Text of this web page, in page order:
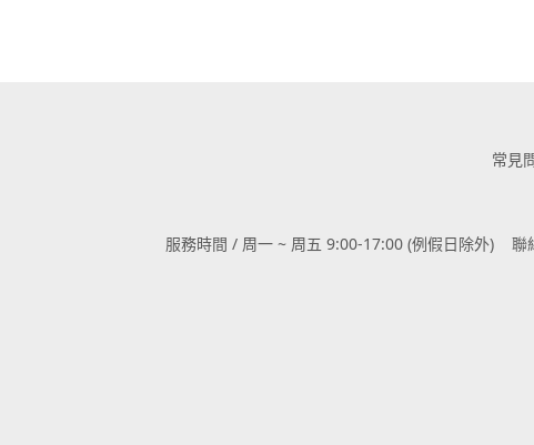
常見
服務時間 / 周一 ~ 周五 9:00-17:00 (例假日除外) 聯